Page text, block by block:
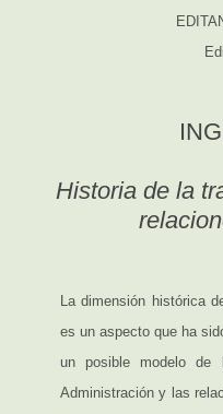
Historia de la
La dimensión histórica
es un aspecto que ha
un posible modelo de
Administración y las